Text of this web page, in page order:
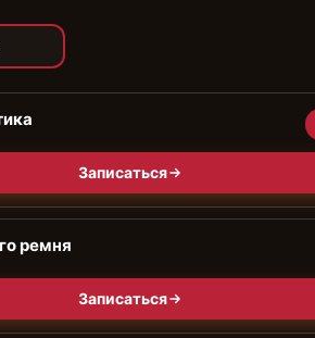
Записаться
ремня
Записаться